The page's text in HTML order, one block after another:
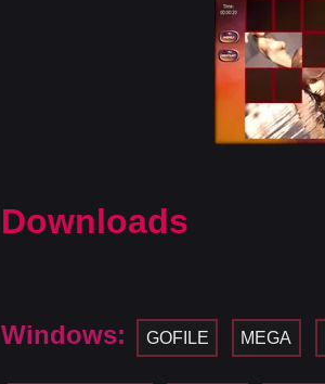
Downloads
Windows: GOFILE MEGA